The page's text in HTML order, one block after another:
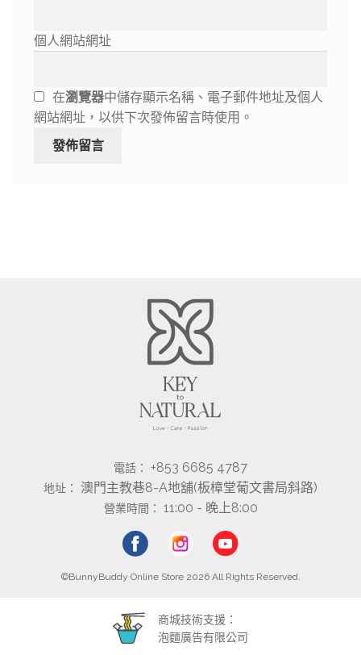
個人網站網址
在瀏覽器中儲存顯示名稱、電子郵件地址及個人
網站網址，以供下次發佈留言時使用。
電話： +853 6685 4787
地址： 澳門主教巷8-A地舖(板樟堂葡文書局斜路)
營業時間： 11:00 - 晚上8:00
©BunnyBuddy Online Store 2026 All Rights Reserved.
商城技術支援：
泡麵廣告有限公司